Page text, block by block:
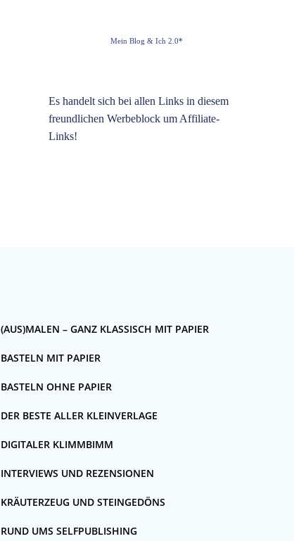
Mein Blog & Ich 2.0*
Es handelt sich bei allen Links in diesem
freundlichen Werbeblock um Affiliate-
Links!
(AUS)MALEN – GANZ KLASSISCH MIT PAPIER
BASTELN MIT PAPIER
BASTELN OHNE PAPIER
DER BESTE ALLER KLEINVERLAGE
DIGITALER KLIMMBIMM
INTERVIEWS UND REZENSIONEN
KRÄUTERZEUG UND STEINGEDÖNS
RUND UMS SELFPUBLISHING